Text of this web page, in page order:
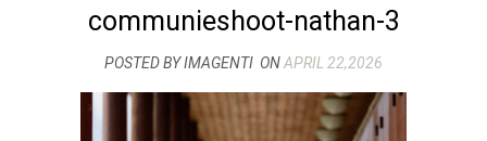
communieshoot-nathan-3
POSTED BY IMAGENTI ONAPRIL 22,2026